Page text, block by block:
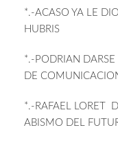
*.-ACASO YA LE
HUBRIS
*.-PODRIAN
DE
*.-RAFAEL LORET
ABISMO DEL